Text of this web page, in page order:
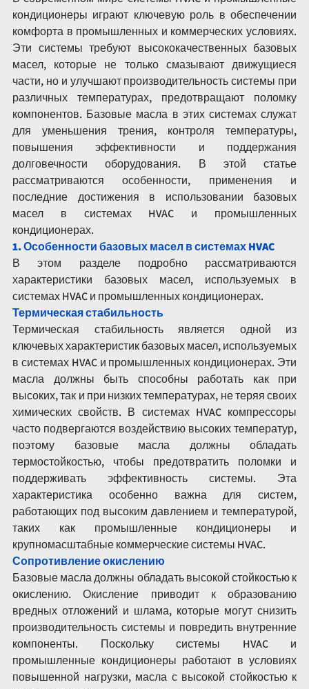
кондиционеры играют ключевую роль в обеспечении
комфорта в промышленных и коммерческих условиях.
Эти системы требуют высококачественных базовых
масел, которые не только смазывают движущиеся
части, но и улучшают производительность системы при
различных температурах, предотвращают поломку
компонентов. Базовые масла в этих системах служат
для уменьшения трения, контроля температуры,
повышения эффективности и поддержания
долговечности оборудования. В этой статье
рассматриваются особенности, применения и
последние достижения в использовании базовых
масел в системах HVAC и промышленных
кондиционерах.
1. Особенности базовых масел в системах HVAC
В этом разделе подробно рассматриваются
характеристики базовых масел, используемых в
системах HVAC и промышленных кондиционерах.
Термическая стабильность
Термическая стабильность является одной из
ключевых характеристик базовых масел, используемых
в системах HVAC и промышленных кондиционерах. Эти
масла должны быть способны работать как при
высоких, так и при низких температурах, не теряя своих
химических свойств. В системах HVAC компрессоры
часто подвергаются воздействию высоких температур,
поэтому базовые масла должны обладать
термостойкостью, чтобы предотвратить поломки и
поддерживать эффективность системы. Эта
характеристика особенно важна для систем,
работающих под высоким давлением и температурой,
таких как промышленные кондиционеры и
крупномасштабные коммерческие системы HVAC.
Сопротивление окислению
Базовые масла должны обладать высокой стойкостью к
окислению. Окисление приводит к образованию
вредных отложений и шлама, которые могут снизить
производительность системы и повредить внутренние
компоненты. Поскольку системы HVAC и
промышленные кондиционеры работают в условиях
повышенной нагрузки, масла с высокой стойкостью к